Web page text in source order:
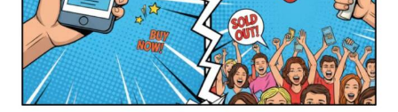
I cookie strettamente necessari o tecnici sono
indispensabili al funzionamento del sito. I
servizi qui presenti non potranno funzionare
senza.
Nome
Provider /
Dominio
Scadenza Descrizione